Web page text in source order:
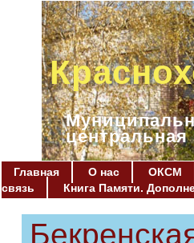
центральная
Главная О нас ОКСМ
связь
Книга Памяти.